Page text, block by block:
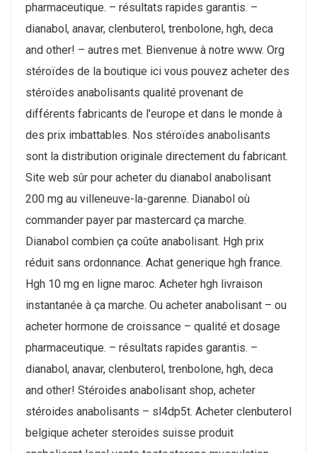
pharmaceutique. – résultats rapides garantis. –
dianabol, anavar, clenbuterol, trenbolone, hgh, deca
and other! – autres met. Bienvenue à notre www. Org
stéroïdes de la boutique ici vous pouvez acheter des
stéroïdes anabolisants qualité provenant de
différents fabricants de l'europe et dans le monde à
des prix imbattables. Nos stéroïdes anabolisants
sont la distribution originale directement du fabricant.
Site web sûr pour acheter du dianabol anabolisant
200 mg au villeneuve-la-garenne. Dianabol où
commander payer par mastercard ça marche.
Dianabol combien ça coûte anabolisant. Hgh prix
réduit sans ordonnance. Achat generique hgh france.
Hgh 10 mg en ligne maroc. Acheter hgh livraison
instantanée à ça marche. Ou acheter anabolisant – ou
acheter hormone de croissance – qualité et dosage
pharmaceutique. – résultats rapides garantis. –
dianabol, anavar, clenbuterol, trenbolone, hgh, deca
and other! Stéroides anabolisant shop, acheter
stéroides anabolisants – sl4dp5t. Acheter clenbuterol
belgique acheter steroides suisse produit